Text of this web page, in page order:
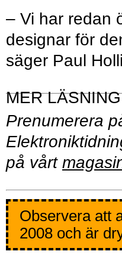
– Vi har redan
designar för
säger Paul
Prenumerera
på vårt
Observera att
2008 och är